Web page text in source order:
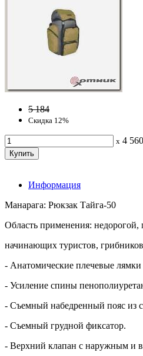
5 184
Скидка 12%
x 4 560
Информация
Манарага: Рюкзак Тайга-50
Область применения: недорогой,
начинающих туристов,
- Анатомические плечевые лямки
- Усиление спины
- Съемный набедренный пояс из
- Съемный грудной фиксатор.
- Верхний клапан с наружным и